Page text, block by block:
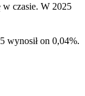
w czasie. W 2025
wynosił on 0,04%.